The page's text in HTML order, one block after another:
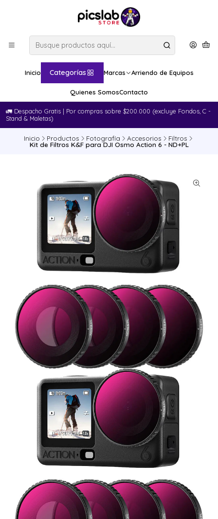
Inicio Categorías Marcas Arriendo de Equipos
Quienes SomosContacto
🚛​ Despacho Gratis | Por compras sobre $200.000 (excluye Fondos, C -
Stand & Maletas)
Inicio Productos Fotografía Accesorios Filtros
Kit de Filtros K&F para DJI Osmo Action 6 - ND+PL